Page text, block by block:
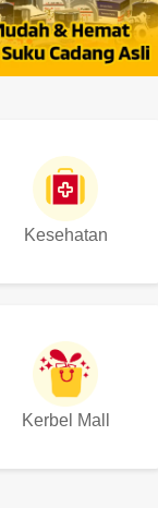
Kesehatan
Kerbel Mall